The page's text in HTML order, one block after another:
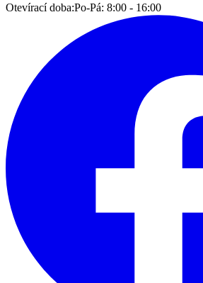
Otevírací doba:Po-Pá: 8:00 - 16:00